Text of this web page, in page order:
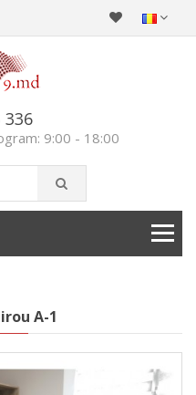
336
9:00 - 18:00
A-1